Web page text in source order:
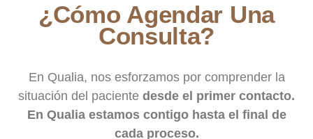
¿Cómo Agendar Una
Consulta?
En Qualia, nos esforzamos por comprender la
situación del paciente desde el primer contacto.
En Qualia estamos contigo hasta el final de
cada proceso.